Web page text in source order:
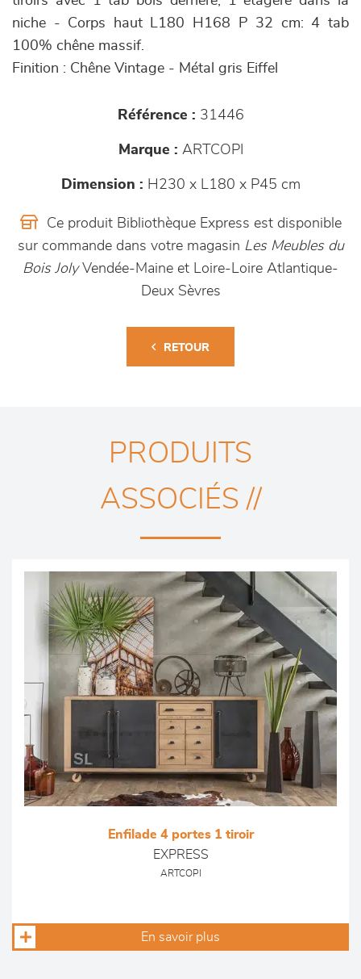
niche - Corps haut L180 H168 P 32 cm: 4 tab
100% chêne massif.
Finition : Chêne Vintage - Métal gris Eiffel
Référence : 31446
Marque : ARTCOPI
Dimension : H230 x L180 x P45 cm
Ce produit Bibliothèque Express est disponible
sur commande dans votre magasin Les Meubles du
Bois JolyVendée-Maine et Loire-Loire Atlantique-
Deux Sèvres
RETOUR
PRODUITS
ASSOCIÉS //
Enfilade 4 portes 1 tiroir
EXPRESS
ARTCOPI
En savoir plus